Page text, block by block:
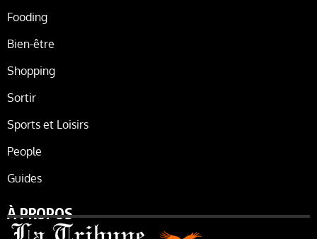
Fooding
Bien-être
Shopping
Sortir
Sports et Loisirs
People
Guides
À PROPOS